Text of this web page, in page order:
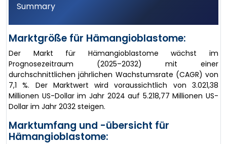
Summary
Marktgröße für Hämangioblastome:
Der Markt für Hämangioblastome wächst im
Prognosezeitraum (2025–2032) mit einer
durchschnittlichen jährlichen Wachstumsrate (CAGR) von
7,1 %. Der Marktwert wird voraussichtlich von 3.021,38
Millionen US-Dollar im Jahr 2024 auf 5.218,77 Millionen US-
Dollar im Jahr 2032 steigen.
Marktumfang und -übersicht für
Hämangioblastome: